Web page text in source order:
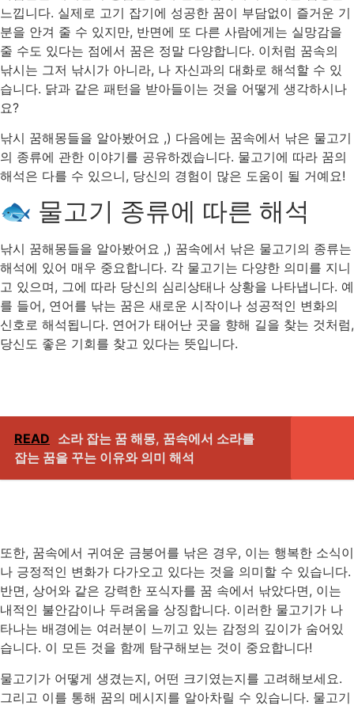
느낍니다. 실제로 고기 잡기에 성공한 꿈이 부담없이 즐거운 기
분을 안겨 줄 수 있지만, 반면에 또 다른 사람에게는 실망감을
줄 수도 있다는 점에서 꿈은 정말 다양합니다. 이처럼 꿈속의
낚시는 그저 낚시가 아니라, 나 자신과의 대화로 해석할 수 있
습니다. 닭과 같은 패턴을 받아들이는 것을 어떻게 생각하시나
요?
낚시 꿈해몽들을 알아봤어요 ,) 다음에는 꿈속에서 낚은 물고기
의 종류에 관한 이야기를 공유하겠습니다. 물고기에 따라 꿈의
해석은 다를 수 있으니, 당신의 경험이 많은 도움이 될 거예요!
🐟 물고기 종류에 따른 해석
낚시 꿈해몽들을 알아봤어요 ,) 꿈속에서 낚은 물고기의 종류는
해석에 있어 매우 중요합니다. 각 물고기는 다양한 의미를 지니
고 있으며, 그에 따라 당신의 심리상태나 상황을 나타냅니다. 예
를 들어, 연어를 낚는 꿈은 새로운 시작이나 성공적인 변화의
신호로 해석됩니다. 연어가 태어난 곳을 향해 길을 찾는 것처럼,
당신도 좋은 기회를 찾고 있다는 뜻입니다.
READ 소라 잡는 꿈 해몽, 꿈속에서 소라를
잡는 꿈을 꾸는 이유와 의미 해석
또한, 꿈속에서 귀여운 금붕어를 낚은 경우, 이는 행복한 소식이
나 긍정적인 변화가 다가오고 있다는 것을 의미할 수 있습니다.
반면, 상어와 같은 강력한 포식자를 꿈 속에서 낚았다면, 이는
내적인 불안감이나 두려움을 상징합니다. 이러한 물고기가 나
타나는 배경에는 여러분이 느끼고 있는 감정의 깊이가 숨어있
습니다. 이 모든 것을 함께 탐구해보는 것이 중요합니다!
물고기가 어떻게 생겼는지, 어떤 크기였는지를 고려해보세요.
그리고 이를 통해 꿈의 메시지를 알아차릴 수 있습니다. 물고기